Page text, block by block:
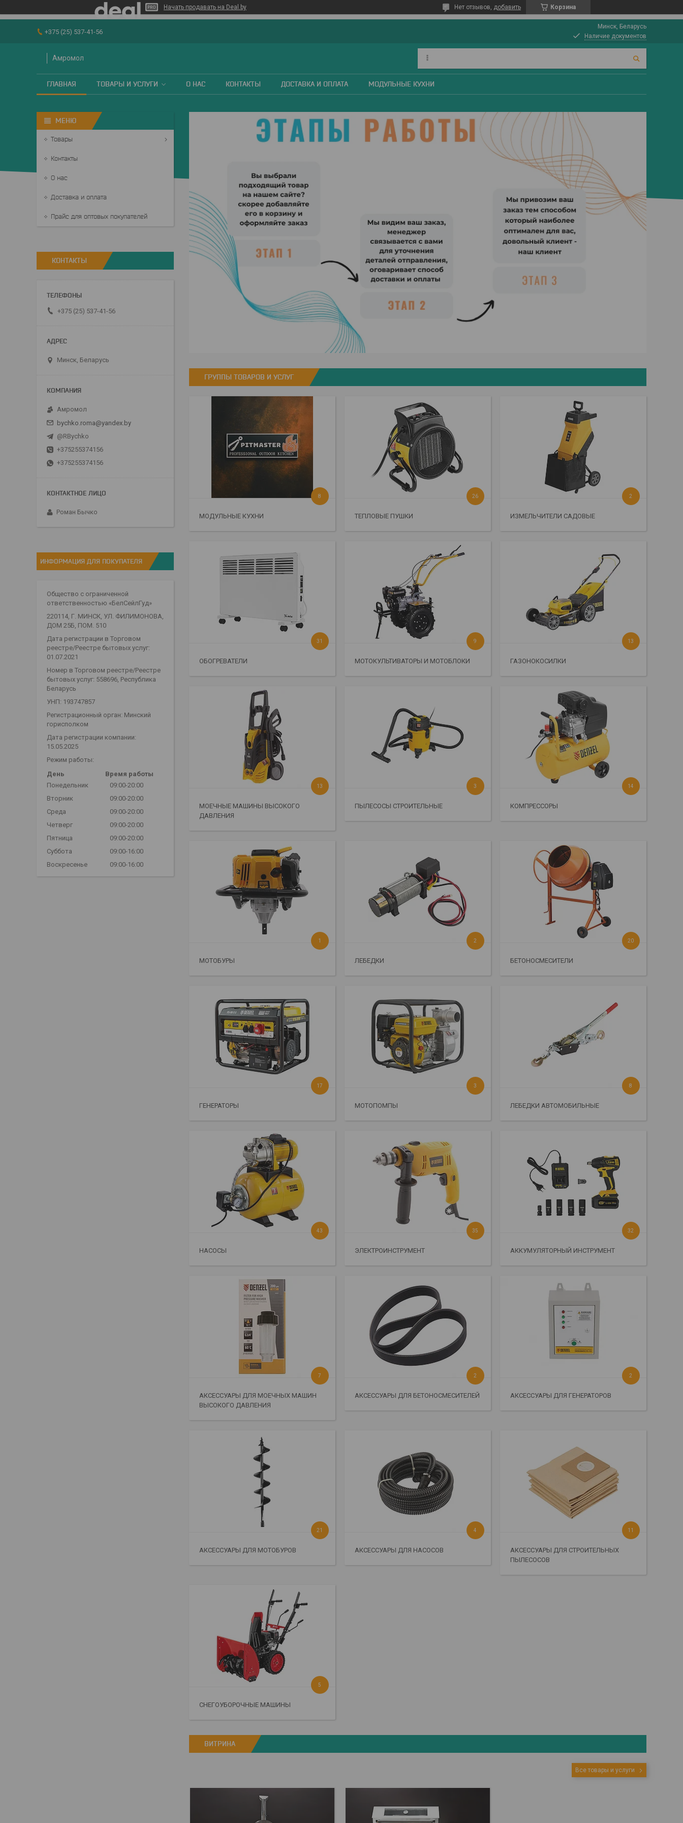
Начать продавать на Deal.by Корзина
Нет отзывов, добавить
+375 (25) 537-41-56
Минск, Беларусь
Наличие документов
Амромол
ГЛАВНАЯ ТОВАРЫ И УСЛУГИ О НАС КОНТАКТЫ ДОСТАВКА И ОПЛАТА МОДУЛЬНЫЕ КУХНИ
ГРУППЫ ТОВАРОВ И УСЛУГ
МОДУЛЬНЫЕ КУХНИ
8
ТЕПЛОВЫЕ ПУШКИ
26
ИЗМЕЛЬЧИТЕЛИ САДОВЫЕ
2
ОБОГРЕВАТЕЛИ
31
МОТОКУЛЬТИВАТОРЫ И МОТОБЛОКИ
9
ГАЗОНОКОСИЛКИ
13
МОЕЧНЫЕ МАШИНЫ ВЫСОКОГО
ДАВЛЕНИЯ
13
ПЫЛЕСОСЫ СТРОИТЕЛЬНЫЕ
3
КОМПРЕССОРЫ
14
МОТОБУРЫ
1
ЛЕБЕДКИ
2
БЕТОНОСМЕСИТЕЛИ
20
ГЕНЕРАТОРЫ
17
МОТОПОМПЫ
3
ЛЕБЕДКИ АВТОМОБИЛЬНЫЕ
8
НАСОСЫ
43
ЭЛЕКТРОИНСТРУМЕНТ
35
АККУМУЛЯТОРНЫЙ ИНСТРУМЕНТ
32
АКСЕССУАРЫ ДЛЯ МОЕЧНЫХ МАШИН
ВЫСОКОГО ДАВЛЕНИЯ
7
АКСЕССУАРЫ ДЛЯ БЕТОНОСМЕСИТЕЛЕЙ
2
АКСЕССУАРЫ ДЛЯ ГЕНЕРАТОРОВ
2
АКСЕССУАРЫ ДЛЯ МОТОБУРОВ
21
АКСЕССУАРЫ ДЛЯ НАСОСОВ
4
АКСЕССУАРЫ ДЛЯ СТРОИТЕЛЬНЫХ
ПЫЛЕСОСОВ
11
СНЕГОУБОРОЧНЫЕ МАШИНЫ
5
ВИТРИНА
Все товары и услуги
Товары
Контакты
О нас
Доставка и оплата
Прайс для оптовых покупателей
КОНТАКТЫ
+375 (25) 537-41-56
Минск, Беларусь
Амромол
bychko.roma@yandex.by
@RBychko
+375255374156
+375255374156
Роман Бычко
ИНФОРМАЦИЯ ДЛЯ ПОКУПАТЕЛЯ
Общество с ограниченной
ответственностью «БелСейлГуд»
220114, Г. МИНСК, УЛ. ФИЛИМОНОВА,
ДОМ 25Б, ПОМ. 510
Дата регистрации в Торговом
реестре/Реестре бытовых услуг:
01.07.2021
Номер в Торговом реестре/Реестре
бытовых услуг: 558696, Республика
Беларусь
УНП: 193747857
Регистрационный орган: Минский
горисполком
Дата регистрации компании:
15.05.2025
Режим работы:
День
Время работы
Понедельник
09:00-20:00
Вторник
09:00-20:00
Среда
09:00-20:00
Четверг
09:00-20:00
Пятница
09:00-20:00
Суббота
09:00-16:00
Воскресенье
09:00-16:00